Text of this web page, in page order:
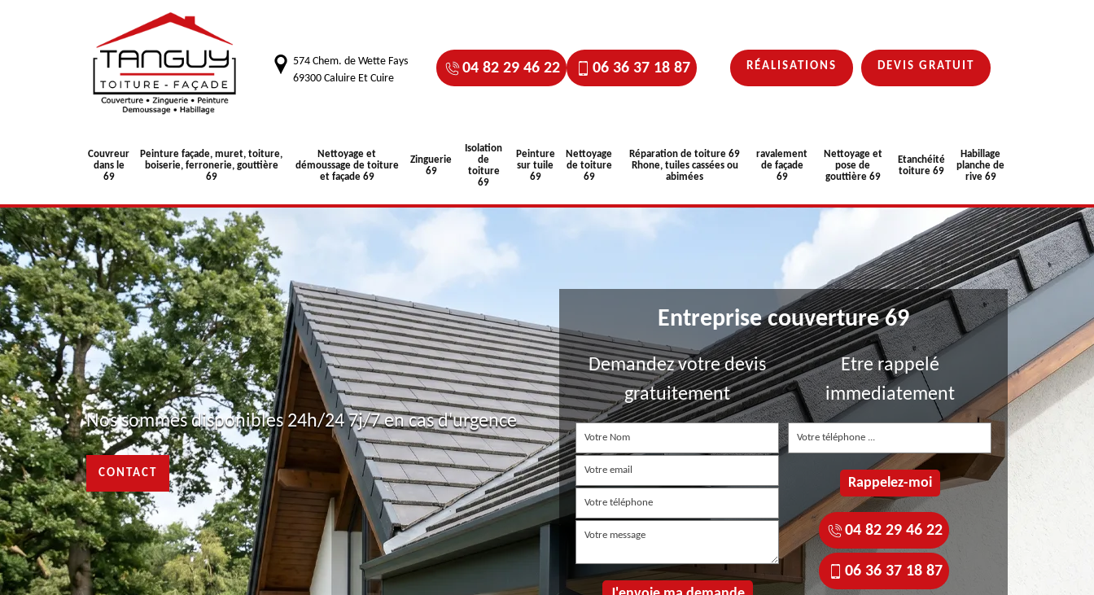
574 Chem. de Wette Fays
69300 Caluire Et Cuire
04 82 29 46 22 06 36 37 18 87 RÉALISATIONS DEVIS GRATUIT
Couvreur
dans le
69
Peinture façade, muret, toiture,
boiserie, ferronerie, gouttière
69
Nettoyage et
démoussage de toiture
et façade 69
Zinguerie
69
Isolation
de
toiture
69
Peinture
sur tuile
69
Nettoyage
de toiture
69
Réparation de toiture 69
Rhone, tuiles cassées ou
abimées
ravalement
de façade
69
Nettoyage et
pose de
gouttière 69
Etanchéité
toiture 69
Habillage
planche de
rive 69
Nos sommes disponibles 24h/24 7j/7 en cas d'urgence
CONTACT
Entreprise couverture 69
Demandez votre devis
gratuitement
Etre rappelé
immediatement
04 82 29 46 22
06 36 37 18 87